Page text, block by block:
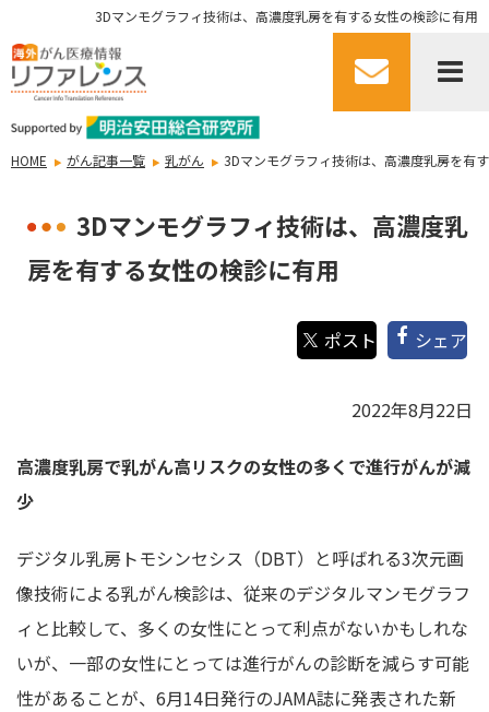
3Dマンモグラフィ技術は、高濃度乳房を有する女性の検診に有用
HOME がん記事一覧 乳がん 3Dマンモグラフィ技術は、高濃度乳房を有
3Dマンモグラフィ技術は、高濃度乳
房を有する女性の検診に有用
シェア
2022年8月22日
高濃度乳房で乳がん高リスクの女性の多くで進行がんが減
少
デジタル乳房トモシンセシス（DBT）と呼ばれる3次元画
像技術による乳がん検診は、従来のデジタルマンモグラフ
ィと比較して、 多くの女性にとって利点がないかもしれな
いが、一部の女性にとっては進行がんの診断を減らす可能
性があることが、6月14日発行のJAMA誌に発表された新